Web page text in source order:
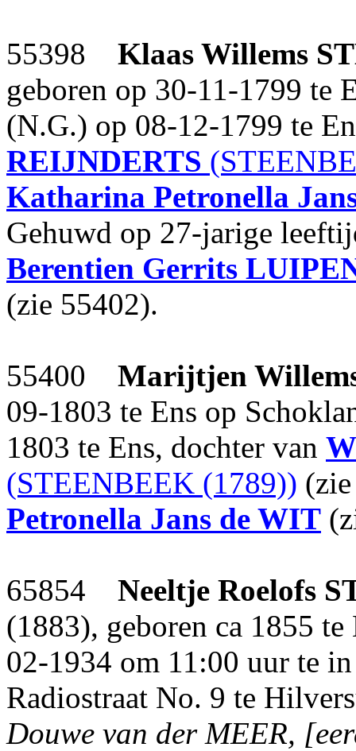
55398 Klaas Willems
geboren op 30-11-1799 te
(N.G.) op 08-12-1799 te
REIJNDERTS
Katharina Petronella
Gehuwd op 27-jarige
Berentien Gerrits
(zie 55402).
55400 Marijtjen
09-1803 te Ens op
1803 te Ens, dochter van
(STEENBEEK (1789))
Petronella Jans de WIT
65854 Neeltje Roelofs
(1883), geboren ca 1855
02-1934 om 11:00 uur te in
Radiostraat No. 9 te
Douwe van der MEER,